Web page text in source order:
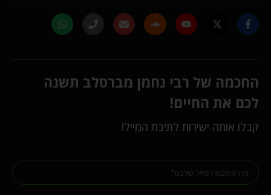
החכמה של רבי נחמן מברסלב תשנה
לכם את החיים!
קבלו אותה ישירות לתיבת המייל!